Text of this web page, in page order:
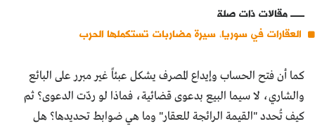
مقالات ذات صلة
العقارات في سوريا، سيرة مضاربات تستكملها الحرب
كما أن فتح الحساب وإيداع المصرف يشكل عبئاً غير مبرر على البائع
والشاري، لا سيما البيع بدعوى قضائية، فماذا لو ردّت الدعوى؟ ثم
كيف تُحدد "القيمة الرائجة للعقار" وما هي ضوابط تحديدها؟ هل